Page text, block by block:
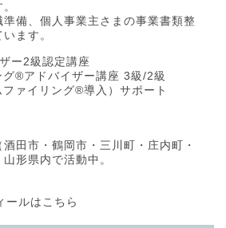
備、個人事業主さまの事業書類整
ます。
ー2級認定講座
®アドバイザー講座 3級/2級
ァイリング®導入）サポート
田市・鶴岡市・三川町・庄内町・
形県内で活動中。
ールはこちら